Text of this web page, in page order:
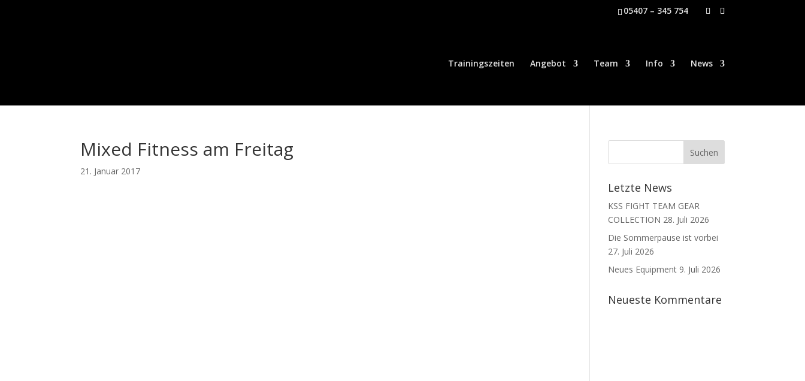
05407 – 345 754
Trainingszeiten Angebot Team Info News
Mixed Fitness am Freitag
21. Januar 2017
Letzte News
KSS FIGHT TEAM GEAR
COLLECTION 28. Juli 2026
Die Sommerpause ist vorbei
27. Juli 2026
Neues Equipment 9. Juli 2026
Neueste Kommentare